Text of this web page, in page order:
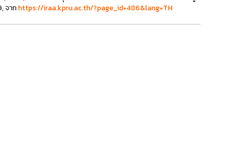
จากhttps://iraa.kpru.ac.th/?page_id=486&lang=TH